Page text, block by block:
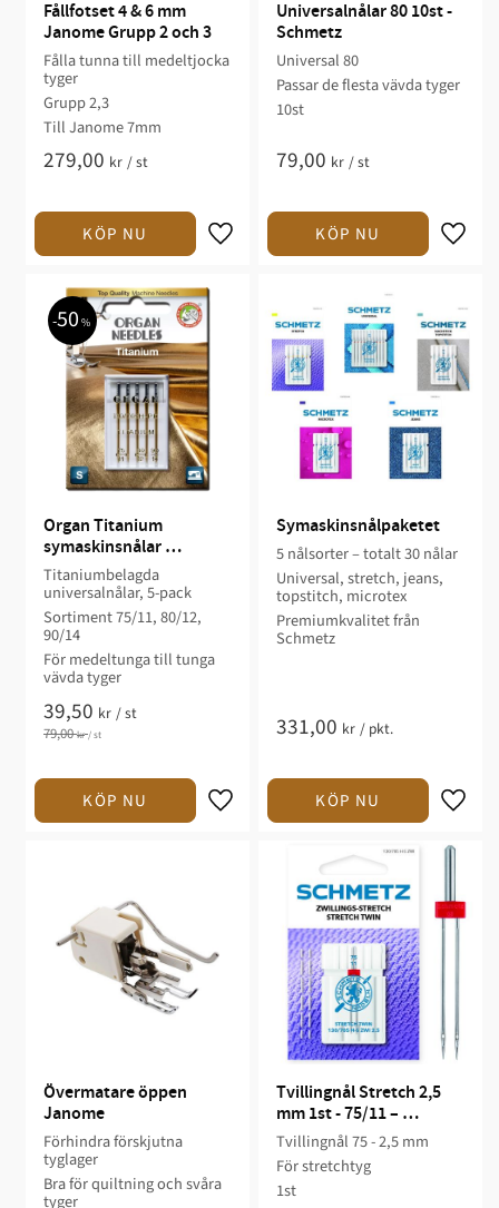
Fållfotset 4 & 6 mm
Janome Grupp 2 och 3
Fålla tunna till medeltjocka
tyger
Grupp 2,3
Till Janome 7mm
279,00 kr /st
Universalnålar 80 10st -
Schmetz
Universal 80
Passar de flesta vävda tyger
10st
79,00 kr /st
50 %
Organ Titanium
symaskinsnålar
universal, 5-pack
Titaniumbelagda
universalnålar, 5-pack
Sortiment 75/11, 80/12,
90/14
För medeltunga till tunga
vävda tyger
39,50 kr /st
79,00 kr /st
Symaskinsnålpaketet
5 nålsorter – totalt 30 nålar
Universal, stretch, jeans,
topstitch, microtex
Premiumkvalitet från
Schmetz
331,00 kr / pkt.
Övermatare öppen
Janome
Förhindra förskjutna
tyglager
Bra för quiltning och svåra
tyger
Tvillingnål Stretch 2,5
mm 1st - 75/11 –
Schmetz
Tvillingnål 75 - 2,5 mm
För stretchtyg
1st